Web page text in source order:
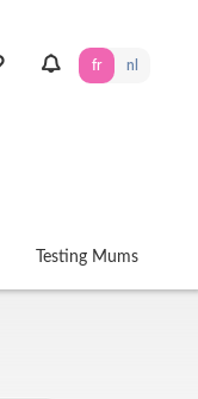
fr nl
Testing Mums